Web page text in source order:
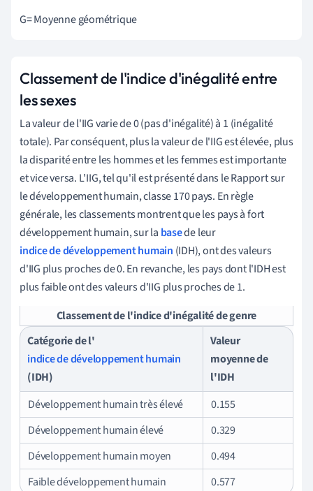
G= Moyenne géométrique
Classement de l'indice d'inégalité entre
les sexes
La valeur de l'IIG varie de 0 (pas d'inégalité) à 1 (inégalité
totale). Par conséquent, plus la valeur de l'IIG est élevée, plus
la disparité entre les hommes et les femmes est importante
et vice versa. L'IIG, tel qu'il est présenté dans le Rapport sur
le développement humain, classe 170 pays. En règle
générale, les classements montrent que les pays à fort
développement humain, sur la basede leur
indice de développement humain (IDH), ont des valeurs
d'IIG plus proches de 0. En revanche, les pays dont l'IDH est
plus faible ont des valeurs d'IIG plus proches de 1.
Classement de l'indice d'inégalité de genre
Catégorie de l'
indice de développement humain
(IDH)
Valeur
moyenne de
l'IDH
Développement humain très élevé
0.155
Développement humain élevé
0.329
Développement humain moyen
0.494
Faible développement humain
0.577